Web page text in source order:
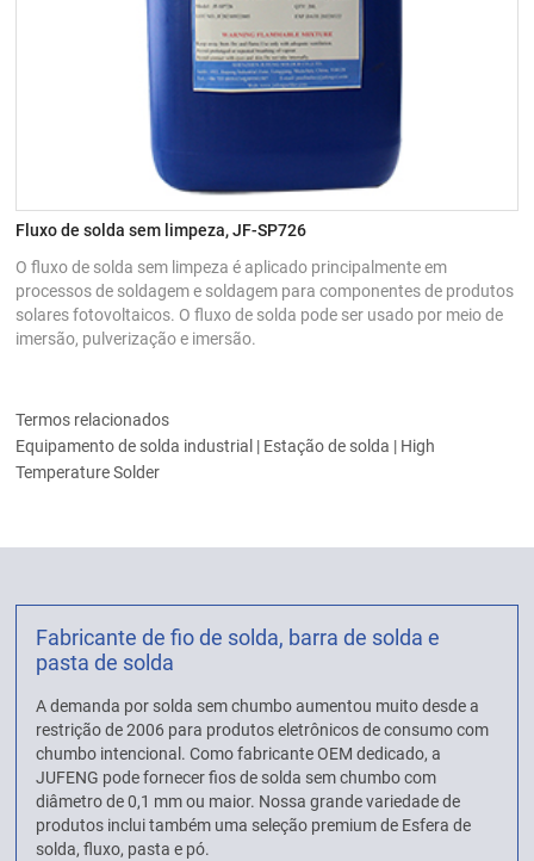
Fluxo de solda sem limpeza, JF-SP726
O fluxo de solda sem limpeza é aplicado principalmente em
processos de soldagem e soldagem para componentes de produtos
solares fotovoltaicos. O fluxo de solda pode ser usado por meio de
imersão, pulverização e imersão.
Termos relacionados
Equipamento de solda industrial | Estação de solda | High
Temperature Solder
Fabricante de fio de solda, barra de solda e
pasta de solda
A demanda por solda sem chumbo aumentou muito desde a
restrição de 2006 para produtos eletrônicos de consumo com
chumbo intencional. Como fabricante OEM dedicado, a
JUFENG pode fornecer fios de solda sem chumbo com
diâmetro de 0,1 mm ou maior. Nossa grande variedade de
produtos inclui também uma seleção premium de Esfera de
solda, fluxo, pasta e pó.